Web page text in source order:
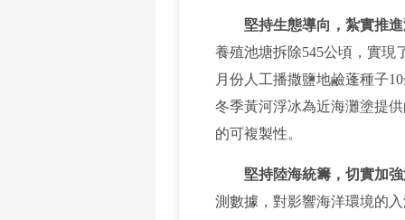
堅持生態導向，紮實推
養殖池塘拆除545公頃，實現
月份人工播撒鹽地鹼蓬種子
冬季黃河浮冰為近海灘塗提
的可複製性。
堅持陸海統籌，切實加
測數據，對影響海洋環境的